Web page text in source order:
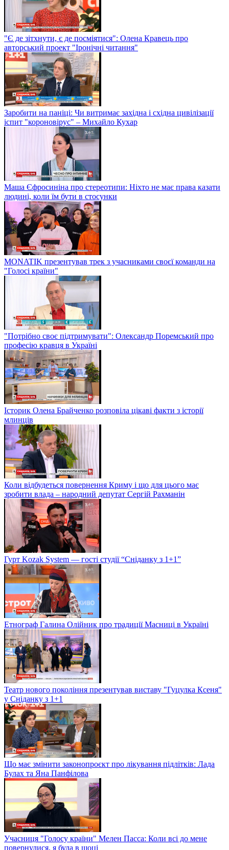
"Є де зітхнути, є де посміятися": Олена Кравець про
авторський проект "Іронічні читання"
Заробити на паніці: Чи витримає західна і східна цивілізації
іспит "короновірус" – Михайло Кухар
Маша Єфросиніна про стереотипи: Ніхто не має права казати
людині, коли їм бути в стосунки
MONATIK презентував трек з учасниками своєї команди на
"Голосі країни"
"Потрібно своє підтримувати": Олександр Поремський про
професію кравця в Україні
Історик Олена Брайченко розповіла цікаві факти з історії
млинців
Коли відбудеться повернення Криму і що для цього має
зробити влада – народний депутат Сергій Рахманін
Гурт Kozak System — гості студії “Сніданку з 1+1”
Етнограф Галина Олійник про традиції Масниці в Україні
Театр нового покоління презентував виставу "Гуцулка Ксеня"
у Сніданку з 1+1
Що має змінити законопроєкт про лікування підлітків: Лада
Булах та Яна Панфілова
Учасниця "Голосу країни" Мелен Пасса: Коли всі до мене
повернулися, я була в шоці